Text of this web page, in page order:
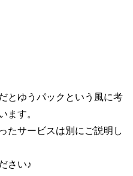
と ゆうパックという風に考
ます。
たサービスは別にご説明し
さい♪